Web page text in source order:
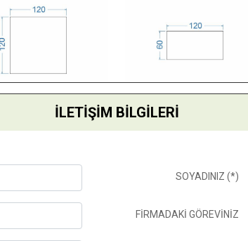
İLETİŞİM BİLGİLERİ
SOYADINIZ (*)
FİRMADAKİ GÖREVİNİZ